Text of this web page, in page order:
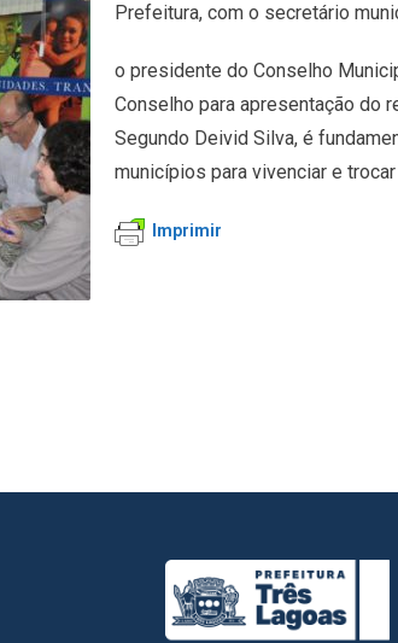
Prefeitura, com o secretário
o presidente do Conselho
Conselho para apresentação do
Segundo Deivid Silva, é
municípios para vivenciar e
Imprimir